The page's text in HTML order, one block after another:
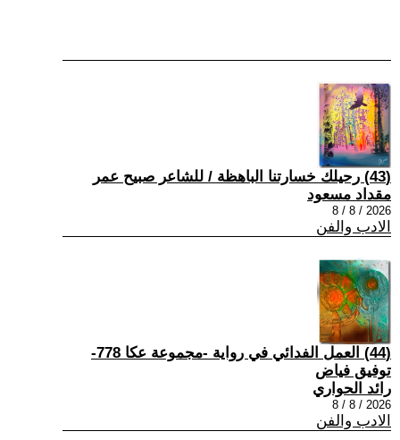
(43) رحيلك خسارتنا الباهظة / للشاعر صبيح عمر
مقداد مسعود
2026 / 8 / 8
الادب والفن
(44) العمل الفدائي في رواية -مجموعة عكا 778-
توفيق فياض
رائد الحواري
2026 / 8 / 8
الادب والفن